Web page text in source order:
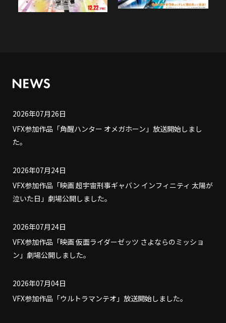
2026年07月26日
VFX参加作品「角醒ハンター オメガホーン」放送開始しまし
た。
2026年07月24日
VFX参加作品「映画 超宇宙刑事ギャバン インフィニティ 太陽が
泣いた日」劇場公開しました。
2026年07月24日
VFX参加作品「映画 仮面ライダーゼッツ さよならのミッショ
ン」劇場公開しました。
2026年07月04日
VFX参加作品「ウルトラマンテオ」放送開始しました。